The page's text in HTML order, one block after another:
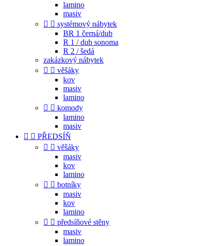
lamino
masiv
  systémový nábytek
BR 1 černá/dub
R 1 / dub sonoma
R 2 / šedá
zakázkový nábytek
  věšáky
kov
masiv
lamino
  komody
lamino
masiv
  PŘEDSÍŇ
  věšáky
masiv
kov
lamino
  botníky
masiv
kov
lamino
  předsíňové stěny
masiv
lamino